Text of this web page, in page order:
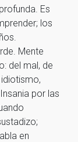
Es
los
Mente
del mal, de
por las
en